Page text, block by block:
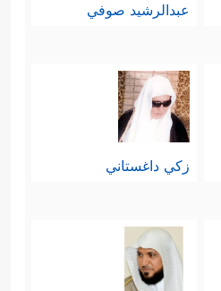
عبدالرشيد صوفي
زكي داغستاني